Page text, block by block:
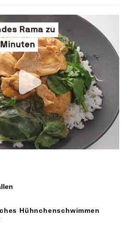
Hühnchenschwimmen